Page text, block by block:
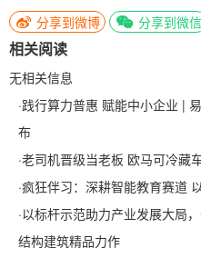
分享到微博
分享到微信
相关阅读
无相关信息
·践行算力普惠 赋能中小企业 |
布
·老司机晋级当老板 欧马可冷藏
·疯狂伴习：深耕智能教育赛道
·以标杆示范助力产业发展大局
结构建筑精品力作